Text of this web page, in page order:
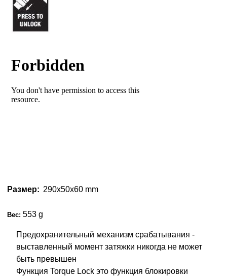
Размер: 290х50х60 mm
Вес: 553 g
Предохранительный механизм срабатывания -
выставленный момент затяжки никогда не может
быть превышен
Функция Torque Lock это функция блокировки